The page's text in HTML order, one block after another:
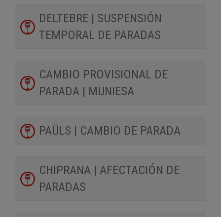
DELTEBRE | SUSPENSIÓN
TEMPORAL DE PARADAS
CAMBIO PROVISIONAL DE
PARADA | MUNIESA
PAÜLS | CAMBIO DE PARADA
CHIPRANA | AFECTACIÓN DE
PARADAS